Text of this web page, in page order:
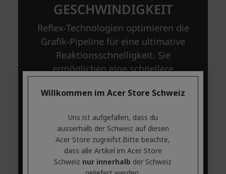
Willkommen im Acer Store Schweiz
Uns ist aufgefallen, dass du
ausserhalb ​der Schweiz auf diesen
Acer Store zugreifst.​Bitte beachte,
dass alle Artikel im Acer Store
Schweiz nur innerhalb der Schweiz